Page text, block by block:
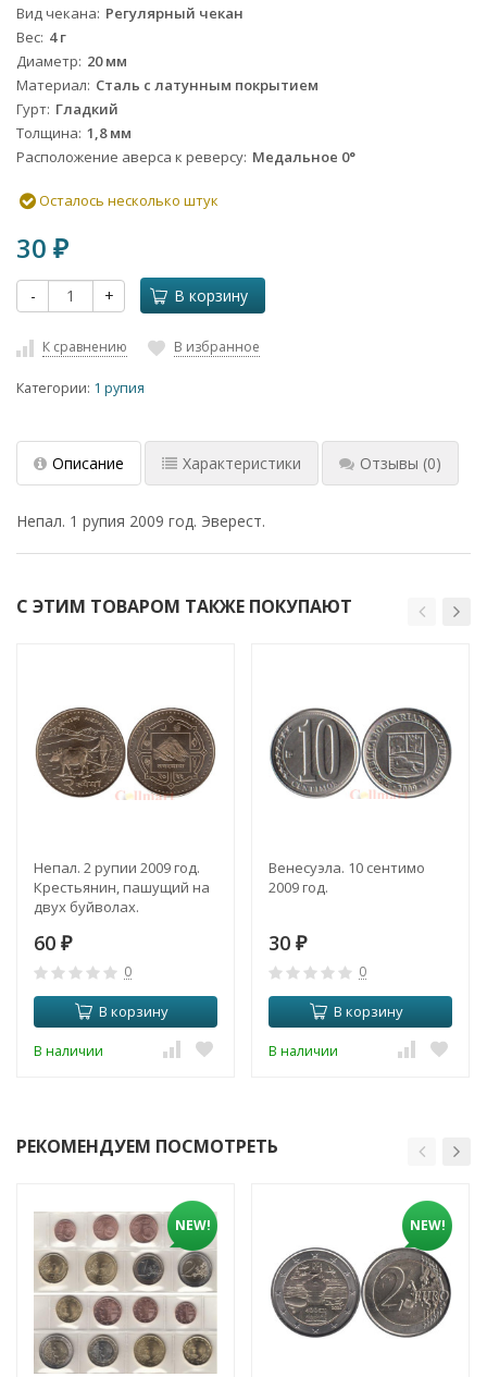
Вид чекана Регулярный чекан
Вес 4 г
Диаметр 20 мм
Материал Сталь с латунным покрытием
Гурт Гладкий
Толщина 1,8 мм
Расположение аверса к реверсу Медальное 0°
Осталось несколько штук
30 ₽
- + В корзину
К сравнению В избранное
Категории: 1 рупия
Описание Характеристики Отзывы (0)
Непал. 1 рупия 2009 год. Эверест.
С ЭТИМ ТОВАРОМ ТАКЖЕ ПОКУПАЮТ
Непал. 2 рупии 2009 год.
Крестьянин, пашущий на
двух буйволах.
60 ₽
0
В корзину
В наличии
Венесуэла. 10 сентимо
2009 год.
30 ₽
0
В корзину
В наличии
РЕКОМЕНДУЕМ ПОСМОТРЕТЬ
NEW! NEW!